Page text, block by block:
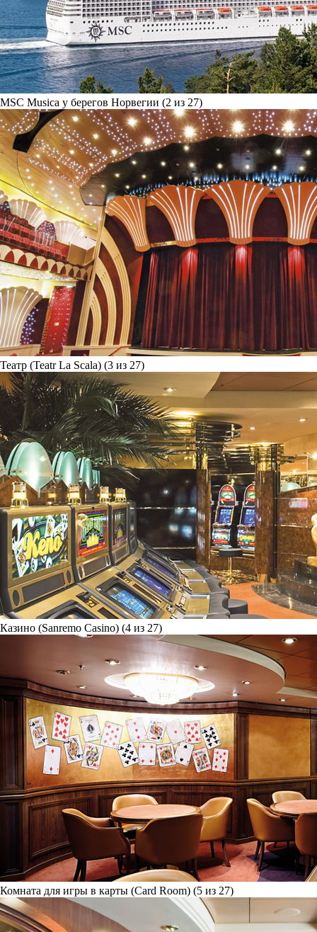
MSC Musica у берегов Норвегии (2 из 27)
Театр (Teatr La Scala) (3 из 27)
Казино (Sanremo Casino) (4 из 27)
Комната для игры в карты (Card Room) (5 из 27)